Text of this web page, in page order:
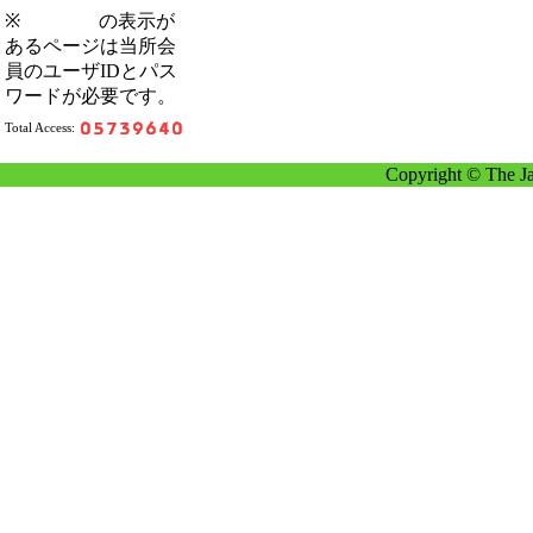
※
の表示が
あるページは当所会
員のユーザIDとパス
ワードが必要です。
Total Access:
Copyright © The